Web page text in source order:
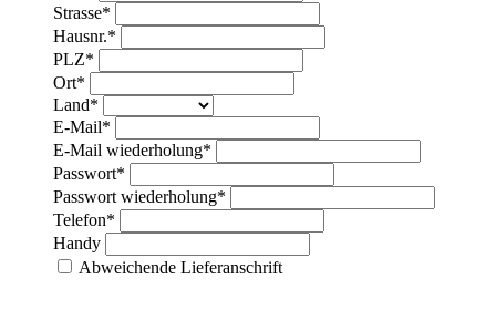
Strasse*
Hausnr.*
PLZ*
Ort*
Land*
E-Mail*
E-Mail wiederholung*
Passwort*
Passwort wiederholung*
Telefon*
Handy
Abweichende Lieferanschrift